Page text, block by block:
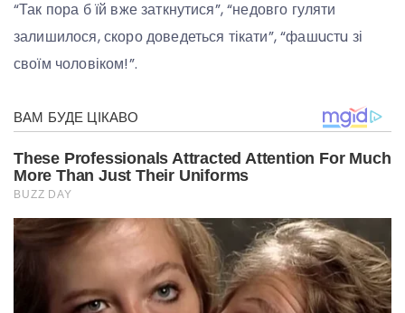
“Так пора б їй вже заткнутися”, “недовго гуляти
залишилося, скоро доведеться тікати”, “фашuстu зі
своїм чоловіком!”.